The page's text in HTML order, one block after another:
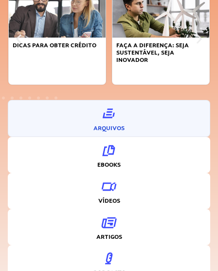
DICAS PARA OBTER CRÉDITO
FAÇA A DIFERENÇA: SEJA
SUSTENTÁVEL, SEJA
INOVADOR
ARQUIVOS
EBOOKS
VÍDEOS
ARTIGOS